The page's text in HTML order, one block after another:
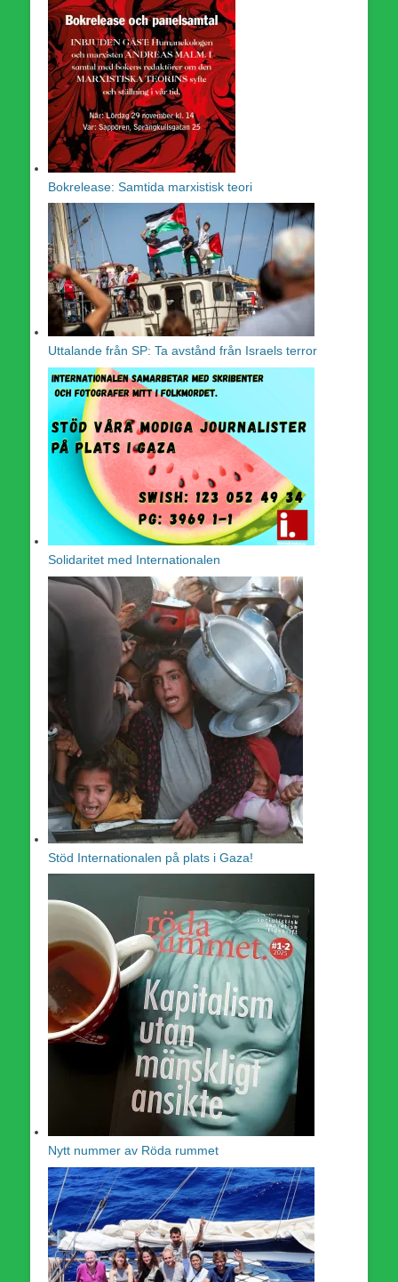
Bokrelease: Samtida marxistisk teori
Uttalande från SP: Ta avstånd från Israels terror
Solidaritet med Internationalen
Stöd Internationalen på plats i Gaza!
Nytt nummer av Röda rummet